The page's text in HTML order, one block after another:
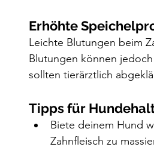
Erhöhte
Leichte Blutungen beim
Blutungen können
sollten tierärztlich
Tipps für
Biete deinem Hund
Zahnfleisch zu